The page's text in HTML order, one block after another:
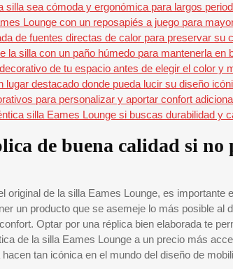
silla sea cómoda y ergonómica para largos
Lounge con un reposapiés a juego para
de fuentes directas de calor para preservar su
la silla con un paño húmedo para mantenerla en
de tu espacio antes de elegir el color y
lugar destacado donde pueda lucir su diseño
para personalizar y aportar confort
silla Eames Lounge si buscas durabilidad y
de buena calidad si no
original de la silla Eames Lounge, es importante
un producto que se asemeje lo más posible al
Optar por una réplica bien elaborada te
de la silla Eames Lounge a un precio más
tan icónica en el mundo del diseño de